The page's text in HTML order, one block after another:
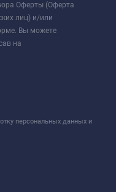
Оферты (Оферта
лиц) и/или
Вы можете
на
персональных данных и